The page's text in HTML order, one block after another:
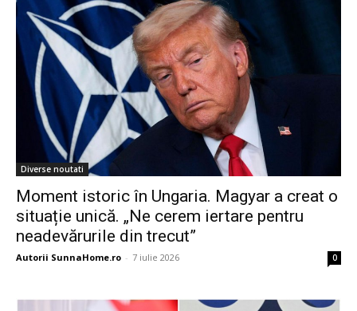
Diverse noutati
Moment istoric în Ungaria. Magyar a creat o
situație unică. „Ne cerem iertare pentru
neadevărurile din trecut”
Autorii SunnaHome.ro - 7 iulie 2026 0